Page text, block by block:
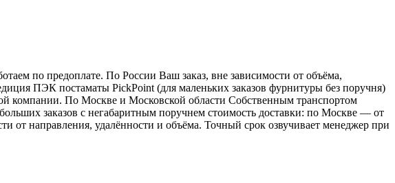
по предоплате. По России Ваш заказ, вне зависимости от объёма,
ПЭК постаматы PickPoint (для маленьких заказов фурнитуры без поручня)
компании. По Москве и Московской области Собственным транспортом
заказов с негабаритным поручнем стоимость доставки: по Москве — от
от направления, удалённости и объёма. Точный срок озвучивает менеджер при